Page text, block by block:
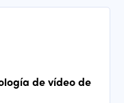
de vídeo de